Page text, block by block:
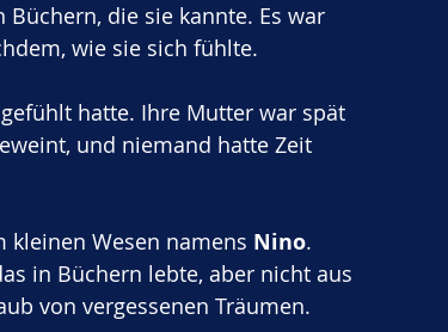
die sie kannte. Es war
wie sie sich fühlte.
hatte. Ihre Mutter war spät
und niemand hatte Zeit
kleinen Wesen namens Nino.
in Büchern lebte, aber nicht aus
von vergessenen Träumen.